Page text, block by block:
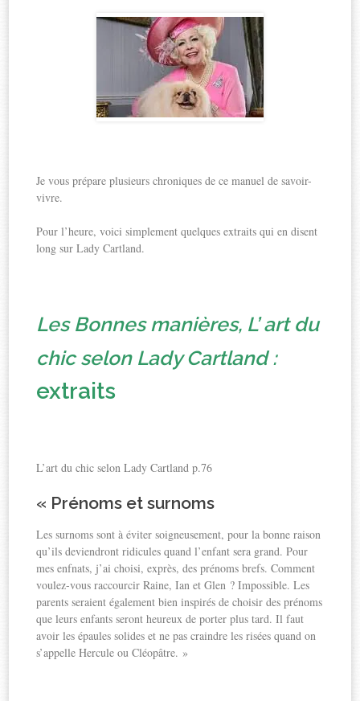
Je vous prépare plusieurs chroniques de ce manuel de savoir-
vivre.
Pour l’heure, voici simplement quelques extraits qui en disent
long sur Lady Cartland.
Les Bonnes manières, L’ art du
chic selon Lady Cartland :
extraits
L’art du chic selon Lady Cartland p.76
« Prénoms et surnoms
Les surnoms sont à éviter soigneusement, pour la bonne raison
qu’ils deviendront ridicules quand l’enfant sera grand. Pour
mes enfnats, j’ai choisi, exprès, des prénoms brefs. Comment
voulez-vous raccourcir Raine, Ian et Glen ? Impossible. Les
parents seraient également bien inspirés de choisir des prénoms
que leurs enfants seront heureux de porter plus tard. Il faut
avoir les épaules solides et ne pas craindre les risées quand on
s’appelle Hercule ou Cléopâtre. »